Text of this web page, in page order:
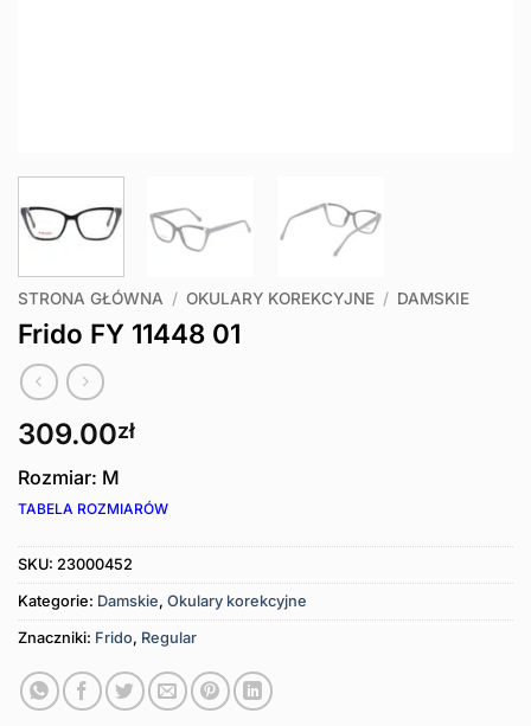
STRONA GŁÓWNA / OKULARY KOREKCYJNE / DAMSKIE
Frido FY 11448 01
309.00zł
Rozmiar: M
TABELA ROZMIARÓW
SKU: 23000452
Kategorie: Damskie, Okulary korekcyjne
Znaczniki: Frido, Regular